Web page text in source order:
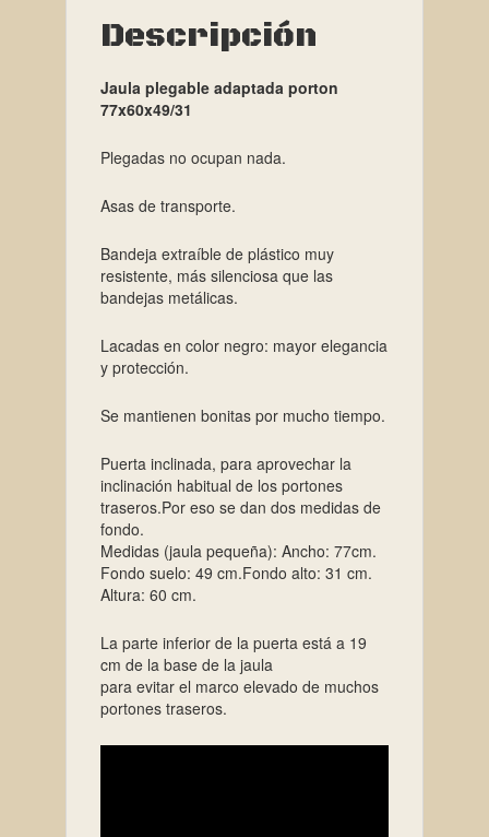
Descripción
Jaula plegable adaptada porton
77x60x49/31
Plegadas no ocupan nada.
Asas de transporte.
Bandeja extraíble de plástico muy
resistente, más silenciosa que las
bandejas metálicas.
Lacadas en color negro: mayor elegancia
y protección.
Se mantienen bonitas por mucho tiempo.
Puerta inclinada, para aprovechar la
inclinación habitual de los portones
traseros.Por eso se dan dos medidas de
fondo.
Medidas (jaula pequeña): Ancho: 77cm.
Fondo suelo: 49 cm.Fondo alto: 31 cm.
Altura: 60 cm.
La parte inferior de la puerta está a 19
cm de la base de la jaula
para evitar el marco elevado de muchos
portones traseros.